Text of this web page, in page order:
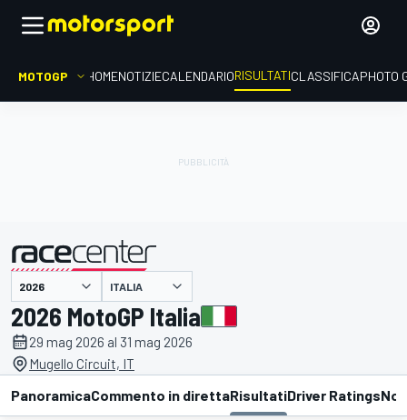
MOTOGP HOMENOTIZIECALENDARIORISULTATICLASSIFICAPHOTO
presentato da ITALIA
2026 MotoGP Italia
29 mag 2026 al 31 mag 2026
Mugello Circuit, IT
PanoramicaCommento in direttaRisultatiDriver Ratings